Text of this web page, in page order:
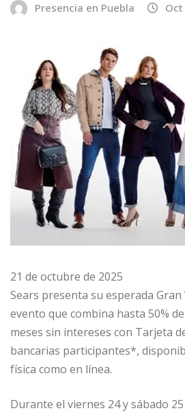
Presencia en Puebla
21 de octubre de 2025
Sears presenta su esperada
evento que combina hasta 50%
meses sin intereses con Tarjeta
bancarias participantes*,
física como en línea.
Durante el viernes 24 y sábado